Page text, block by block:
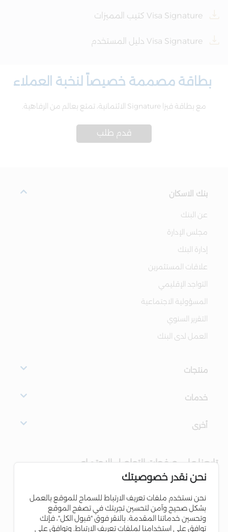
​Visa Signature كتيب المميزات
Visa Signature دليل المستخدم
بطاقة مصممة خصيصاً لنخبة العملاء
مع بطاقة فيزا Signature الائتمانية، تمتع بعالم من الرفاهية.
قدم طلب
بنك الاسكان
عن البنك
مجلس الإدارة
إدارة البنك
علاقات المستثمرين
التواجد الإقليمي
المسؤولية الاجتماعية
التقرير السنوي
العمل لدى البنك
منتجات
خدمات
أخرى
تابعنا على صفحات التواصل الاجتماعي
نحن نقدر خصوصيتك
نحن نستخدم ملفات تعريف الارتباط للسماح للموقع بالعمل
بشكل صحيح وآمن لتحسين تجربتك في تصفح الموقع
وتحسين خدماتنا المقدمة. بالنقر فوق "قبول الكل"، فإنك
توافق على استخدامنا لملفات تعريف الارتباط. وتوافق على